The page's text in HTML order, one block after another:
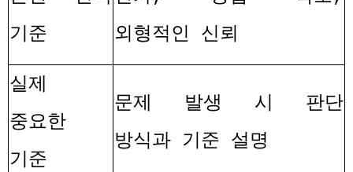
기준
외형적인 신뢰
실제
중요한
기준
문제 발생 시 판단
방식과 기준 설명